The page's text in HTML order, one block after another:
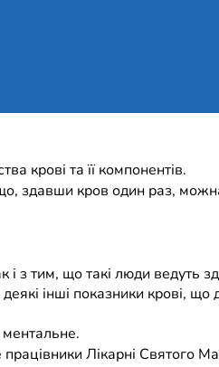
крові та її компонентів.
здавши кров один раз,
з тим, що такі люди ведуть
інші показники крові,
Лікарні Святого